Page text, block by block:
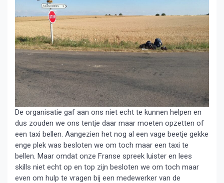
De organisatie gaf aan ons niet echt te kunnen helpen en
dus zouden we ons tentje daar maar moeten opzetten of
een taxi bellen. Aangezien het nog al een vage beetje gekke
enge plek was besloten we om toch maar een taxi te
bellen. Maar omdat onze Franse spreek luister en lees
skills niet echt op en top zijn besloten we om toch maar
even om hulp te vragen bij een medewerker van de